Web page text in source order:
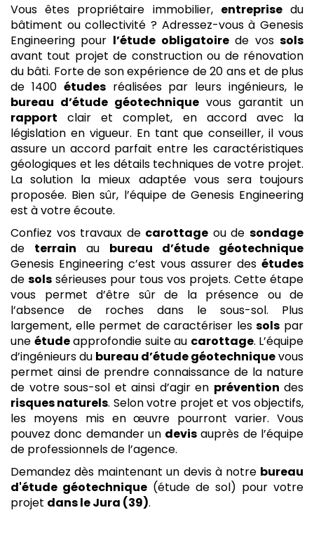
Vous êtes propriétaire immobilier, entreprisedu
bâtiment ou collectivité ? Adressez-vous à Genesis
Engineering pour l’étude obligatoire de vossols
avant tout projet de construction ou de rénovation
du bâti. Forte de son expérience de 20 ans et de plus
de 1400 étudesréalisées par leurs ingénieurs, le
bureau d’étude géotechnique vous garantit un
rapport clair et complet, en accord avec la
législation en vigueur. En tant que conseiller, il vous
assure un accord parfait entre les caractéristiques
géologiques et les détails techniques de votre projet.
La solution la mieux adaptée vous sera toujours
proposée. Bien sûr, l’équipe de Genesis Engineering
est à votre écoute.
Confiez vos travaux de carottage ou desondage
de terrain au bureau d’étude géotechnique
Genesis Engineering c’est vous assurer des études
de sols sérieuses pour tous vos projets. Cette étape
vous permet d’être sûr de la présence ou de
l’absence de roches dans le sous-sol. Plus
largement, elle permet de caractériser lessols par
une étudeapprofondie suite au carottage. L’équipe
d’ingénieurs du bureau d’étude géotechniquevous
permet ainsi de prendre connaissance de la nature
de votre sous-sol et ainsi d’agir en prévention des
risques naturels. Selon votre projet et vos objectifs,
les moyens mis en œuvre pourront varier. Vous
pouvez donc demander un devis auprès de l’équipe
de professionnels de l’agence.
Demandez dès maintenant un devis à notre bureau
d'étude géotechnique (étude de sol) pour votre
projet dans le Jura (39).